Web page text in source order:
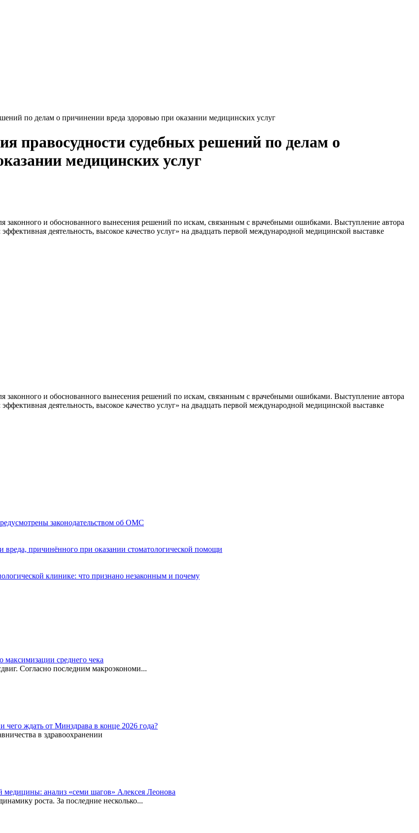
по делам о причинении вреда здоровью при оказании медицинских услуг
правосудности судебных решений по делам о
медицинских услуг
законного и обоснованного вынесения решений по искам, связанным с врачебными ошибками. Выступление автора
деятельность, высокое качество услуг» на двадцать первой международной медицинской выставке
законного и обоснованного вынесения решений по искам, связанным с врачебными ошибками. Выступление автора
деятельность, высокое качество услуг» на двадцать первой международной медицинской выставке
законодательством об ОМС
причинённого при оказании стоматологической помощи
клинике: что признано незаконным и почему
среднего чека
Согласно последним макроэкономи...
ждать от Минздрава в конце 2026 года?
в здравоохранении
медицины: анализ «семи шагов» Алексея Леонова
роста. За последние несколько...